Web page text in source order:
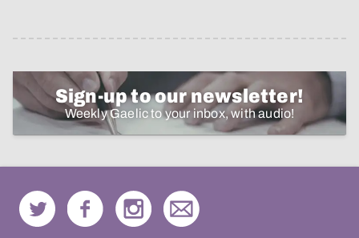
Sign-up to our newsletter!
Weekly Gaelic to your inbox, with audio!